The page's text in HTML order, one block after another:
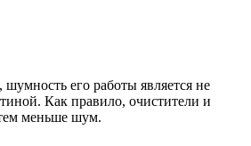
его работы является не
Как правило, очистители и
меньше шум.